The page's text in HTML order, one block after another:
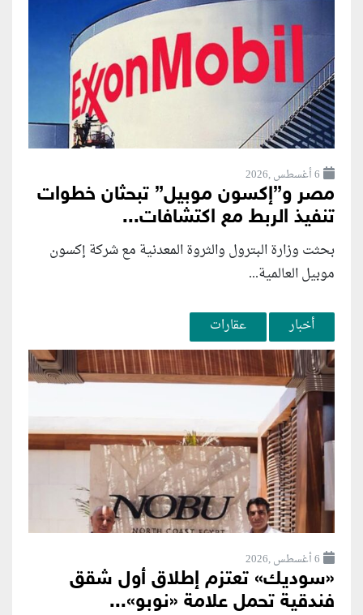
6 أغسطس ,2026
مصر و”إكسون موبيل” تبحثان خطوات
تنفيذ الربط مع اكتشافات...
بحثت وزارة البترول والثروة المعدنية مع شركة إكسون
موبيل العالمية...
أخبار عقارات
6 أغسطس ,2026
«سوديك» تعتزم إطلاق أول شقق
فندقية تحمل علامة «نوبو»...